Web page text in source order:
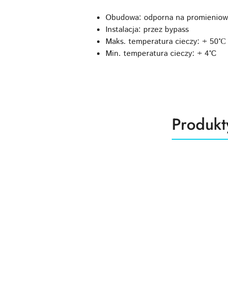
Obudowa: odporna na
Instalacja: przez bypass
Maks. temperatura cieczy: + 50°С
Min. temperatura cieczy: + 4°C
o